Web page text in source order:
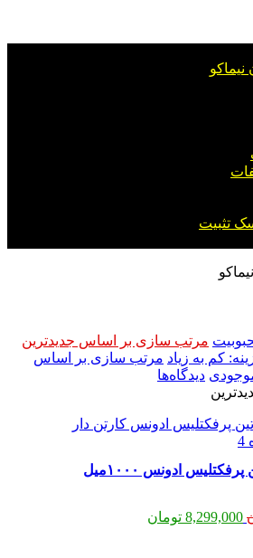
تثبیت
مرتب سازی بر اساس جدیدترین
کم به زیاد مرتب سازی بر اساس
دیدگاه‌ها
ادونس ۱۰۰۰میل
قیمت
8,299,000 تومان